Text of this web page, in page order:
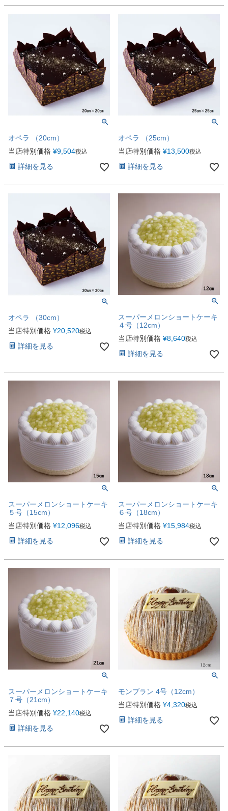
オペラ （20cm）
当店特別価格 ¥9,504税込
詳細を見る
オペラ （25cm）
当店特別価格 ¥13,500税込
詳細を見る
オペラ （30cm）
当店特別価格 ¥20,520税込
詳細を見る
スーパーメロンショートケーキ
４号（12cm）
当店特別価格 ¥8,640税込
詳細を見る
スーパーメロンショートケーキ
５号（15cm）
当店特別価格 ¥12,096税込
詳細を見る
スーパーメロンショートケーキ
６号（18cm）
当店特別価格 ¥15,984税込
詳細を見る
スーパーメロンショートケーキ
７号（21cm）
当店特別価格 ¥22,140税込
詳細を見る
モンブラン 4号（12cm）
当店特別価格 ¥4,320税込
詳細を見る